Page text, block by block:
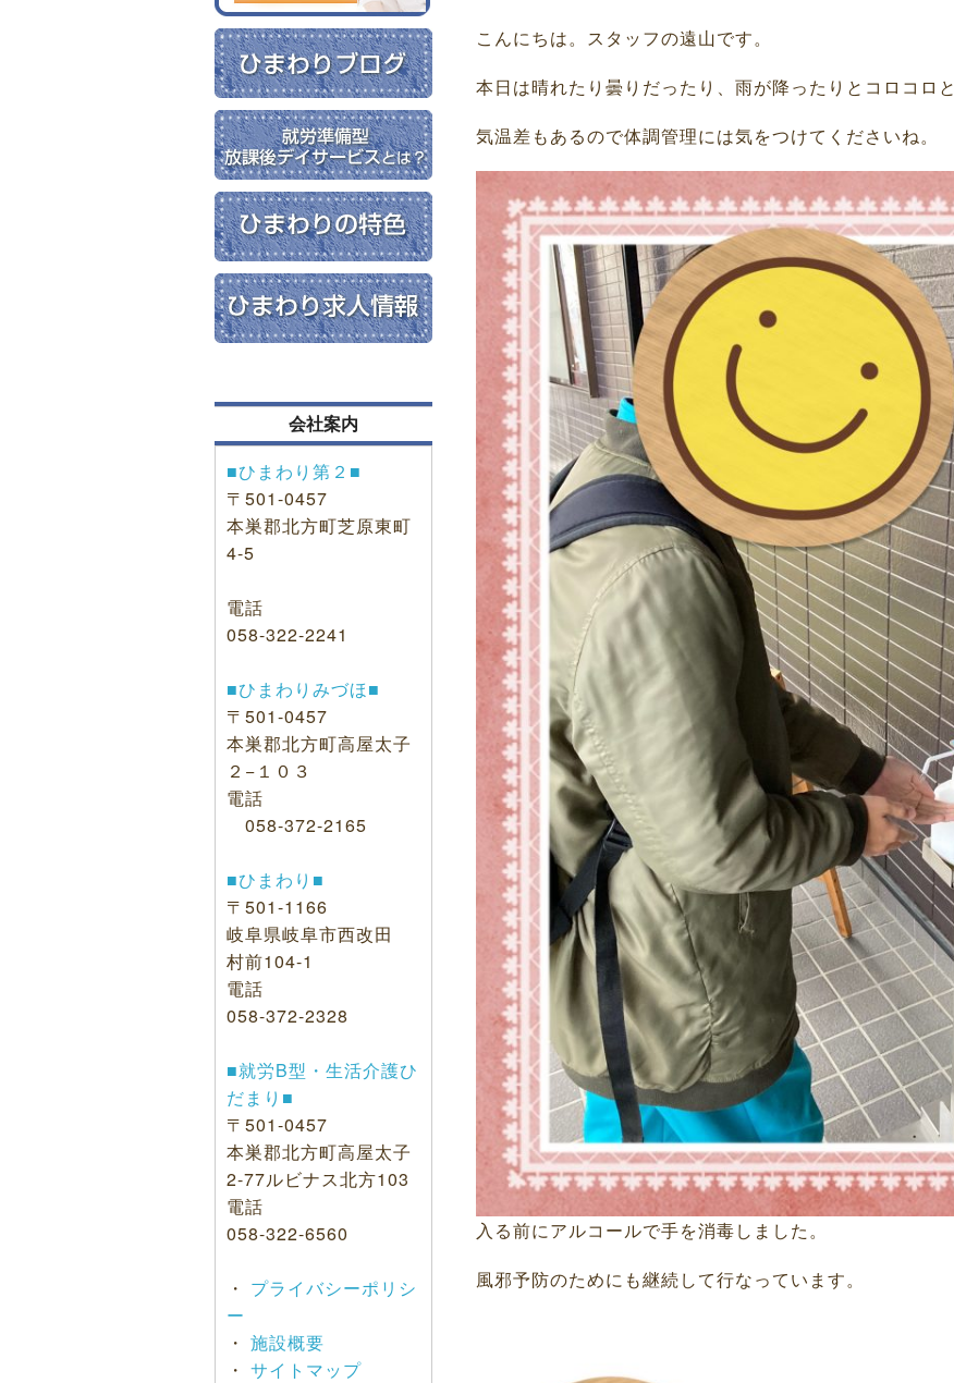
こんにちは。スタッフの遠山です。
本日は晴れたり曇りだったり、雨が降ったりとコロコロ
気温差もあるので体調管理には気をつけてくださいね。
入る前にアルコールで手を消毒しました。
風邪予防のためにも継続して行なっています。
会社案内
■ひまわり第２■
〒501-0457
本巣郡北方町芝原東町
4-5
電話
058-322-2241
■ひまわりみづほ■
〒501-0457
本巣郡北方町高屋太子
２−１０３
電話
058-372-2165
■ひまわり■
〒501-1166
岐阜県岐阜市西改田
村前104-1
電話
058-372-2328
■就労B型・生活介護ひ
だまり■
〒501-0457
本巣郡北方町高屋太子
2-77ルビナス北方103
電話
058-322-6560
・ プライバシーポリシ
ー
・ 施設概要
・ サイトマップ